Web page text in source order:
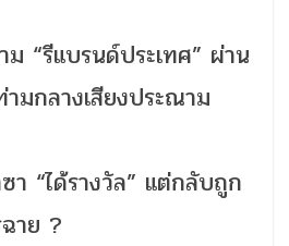
ม “รีแบรนด์ประเทศ” ผ่าน
มกลางเสียงประณาม
า “ได้รางวัล” แต่กลับถูก
าย ?